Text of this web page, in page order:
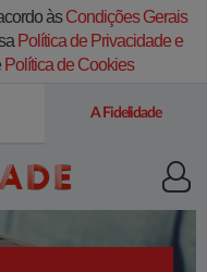
àsCondições Gerais
Política de Privacidade e
Política de Cookies
A Fidelidade